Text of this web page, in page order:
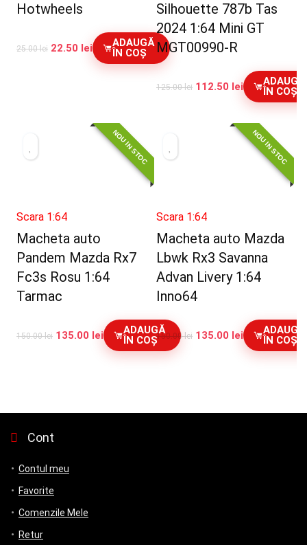
Hotwheels
25.00lei 22.50 lei
ADAUGĂ
ÎN COȘ
Silhouette 787b Tas
2024 1:64 Mini GT
MGT00990-R
125.00lei 112.50 lei
ADAUGĂ
ÎN COȘ
NOU IN STOC
Scara 1:64
Macheta auto
Pandem Mazda Rx7
Fc3s Rosu 1:64
Tarmac
150.00lei 135.00 lei
ADAUGĂ
ÎN COȘ
NOU IN STOC
Scara 1:64
Macheta auto Mazda
Lbwk Rx3 Savanna
Advan Livery 1:64
Inno64
150.00lei 135.00 lei
ADAUGĂ
ÎN COȘ
Cont
Contul meu
Favorite
Comenzile Mele
Retur